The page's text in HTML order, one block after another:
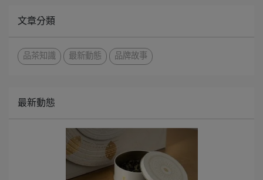
文章分類
品茶知識 最新動態 品牌故事
最新動態